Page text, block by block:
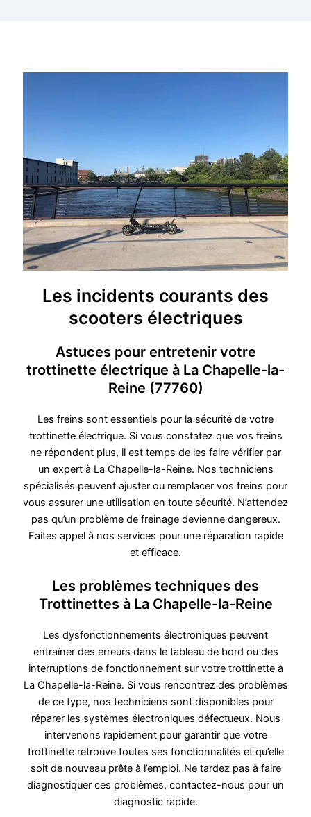
Les incidents courants des
scooters électriques
Astuces pour entretenir votre
trottinette électrique à La Chapelle-la-
Reine (77760)
Les freins sont essentiels pour la sécurité de votre
trottinette électrique. Si vous constatez que vos freins
ne répondent plus, il est temps de les faire vérifier par
un expert à La Chapelle-la-Reine. Nos techniciens
spécialisés peuvent ajuster ou remplacer vos freins pour
vous assurer une utilisation en toute sécurité. N’attendez
pas qu’un problème de freinage devienne dangereux.
Faites appel à nos services pour une réparation rapide
et efficace.
Les problèmes techniques des
Trottinettes à La Chapelle-la-Reine
Les dysfonctionnements électroniques peuvent
entraîner des erreurs dans le tableau de bord ou des
interruptions de fonctionnement sur votre trottinette à
La Chapelle-la-Reine. Si vous rencontrez des problèmes
de ce type, nos techniciens sont disponibles pour
réparer les systèmes électroniques défectueux. Nous
intervenons rapidement pour garantir que votre
trottinette retrouve toutes ses fonctionnalités et qu’elle
soit de nouveau prête à l’emploi. Ne tardez pas à faire
diagnostiquer ces problèmes, contactez-nous pour un
diagnostic rapide.